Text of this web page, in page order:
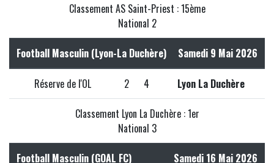
Classement AS Saint-Priest : 15ème
National 2
Football Masculin (Lyon-La Duchère) Samedi 9 Mai 2026
Réserve de l'OL 2 4 Lyon La Duchère
Classement Lyon La Duchère : 1er
National 3
Football Masculin (GOAL FC) Samedi 16 Mai 2026